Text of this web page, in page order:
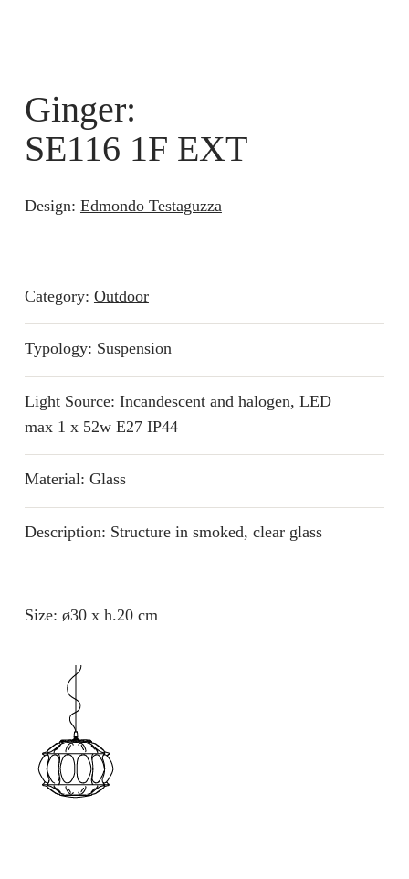
Ginger:
SE116 1F EXT
Design: Edmondo Testaguzza
Category: Outdoor
Typology: Suspension
Light Source: Incandescent and halogen, LED
max 1 x 52w E27 IP44
Material: Glass
Description: Structure in smoked, clear glass
Size: ø30 x h.20 cm